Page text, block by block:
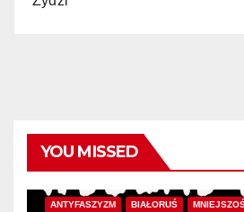
YOU MISSED
ANTYFASZYZM BIAŁORUŚ